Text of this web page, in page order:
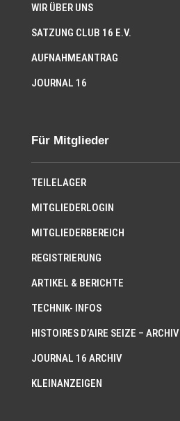
WIR ÜBER UNS
SATZUNG CLUB 16 E.V.
AUFNAHMEANTRAG
JOURNAL 16
Für Mitglieder
TEILELAGER
MITGLIEDERLOGIN
MITGLIEDERBEREICH
REGISTRIERUNG
ARTIKEL & BERICHTE
TECHNIK- INFOS
HISTOIRES D’AIRE SEIZE – ARCHIV
JOURNAL 16 ARCHIV
KLEINANZEIGEN